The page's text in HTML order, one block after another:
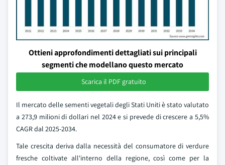
Ottieni approfondimenti dettagliati sui principali
segmenti che modellano questo mercato
Scarica il PDF gratuito
Il mercato delle sementi vegetali degli Stati Uniti è stato valutato
a 273,9 milioni di dollari nel 2024 e si prevede di crescere a 5,5%
CAGR dal 2025-2034.
Tale crescita deriva dalla necessità del consumatore di verdure
fresche coltivate all'interno della regione, così come per la